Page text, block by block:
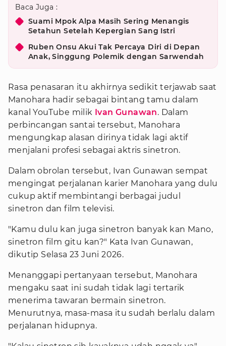
Baca Juga :
Suami Mpok Alpa Masih Sering Menangis
Setahun Setelah Kepergian Sang Istri
Ruben Onsu Akui Tak Percaya Diri di Depan
Anak, Singgung Polemik dengan Sarwendah
Rasa penasaran itu akhirnya sedikit terjawab saat
Manohara hadir sebagai bintang tamu dalam
kanal YouTube milik Ivan Gunawan. Dalam
perbincangan santai tersebut, Manohara
mengungkap alasan dirinya tidak lagi aktif
menjalani profesi sebagai aktris sinetron.
Dalam obrolan tersebut, Ivan Gunawan sempat
mengingat perjalanan karier Manohara yang dulu
cukup aktif membintangi berbagai judul
sinetron dan film televisi.
"Kamu dulu kan juga sinetron banyak kan Mano,
sinetron film gitu kan?" Kata Ivan Gunawan,
dikutip Selasa 23 Juni 2026.
Menanggapi pertanyaan tersebut, Manohara
mengaku saat ini sudah tidak lagi tertarik
menerima tawaran bermain sinetron.
Menurutnya, masa-masa itu sudah berlalu dalam
perjalanan hidupnya.